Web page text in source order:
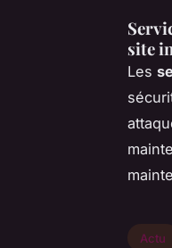
site
Les
Actu